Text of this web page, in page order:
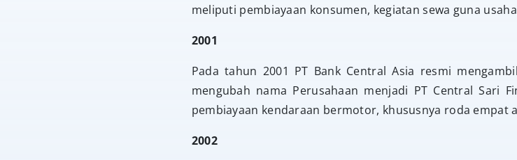
meliputi pembiayaan konsumen, kegiatan sewa guna
2001
Pada tahun 2001 PT Bank Central Asia resmi
mengubah nama Perusahaan menjadi PT Central Sari
pembiayaan kendaraan bermotor, khususnya roda empat
2002